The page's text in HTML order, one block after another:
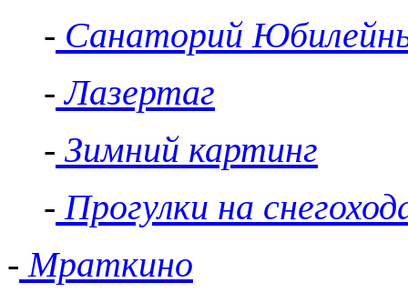
- Санаторий
- Лазертаг
- Зимний картинг
- Прогулки на
- Мраткино